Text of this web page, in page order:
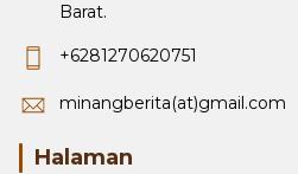
Barat.
+6281270620751
minangberita(at)gmail.com
Halaman